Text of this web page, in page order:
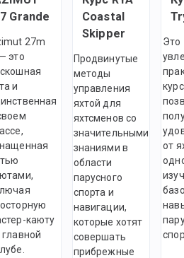
Grande
27m
это
и
каюту
главной
Coastal
Skipper
Продвинутые
методы
управления
яхтой для
яхтсменов со
значительными
знаниями в
области
парусного
спорта и
навигации,
которые хотят
совершать
прибрежные
Это
от